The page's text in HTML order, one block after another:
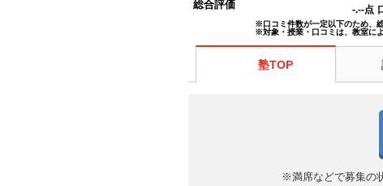
総合評価 -.--点
※口コミ件数が一定以下のため、
※対象・授業・口コミは、教室に
塾TOP
※満席などで募集の